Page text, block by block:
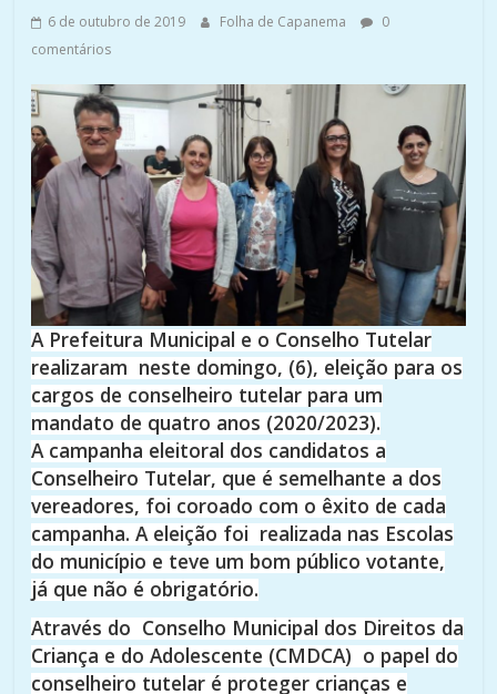
6 de outubro de 2019 Folha de Capanema
0
comentários
A Prefeitura Municipal e o Conselho Tutelar
realizaram neste domingo, (6), eleição para os
cargos de conselheiro tutelar para um
mandato de quatro anos (2020/2023).
A campanha eleitoral dos candidatos a
Conselheiro Tutelar, que é semelhante a dos
vereadores, foi coroado com o êxito de cada
campanha. A eleição foi realizada nas Escolas
do município e teve um bom público votante,
já que não é obrigatório.
Através do Conselho Municipal dos Direitos da
Criança e do Adolescente (CMDCA) o papel do
conselheiro tutelar é proteger crianças e